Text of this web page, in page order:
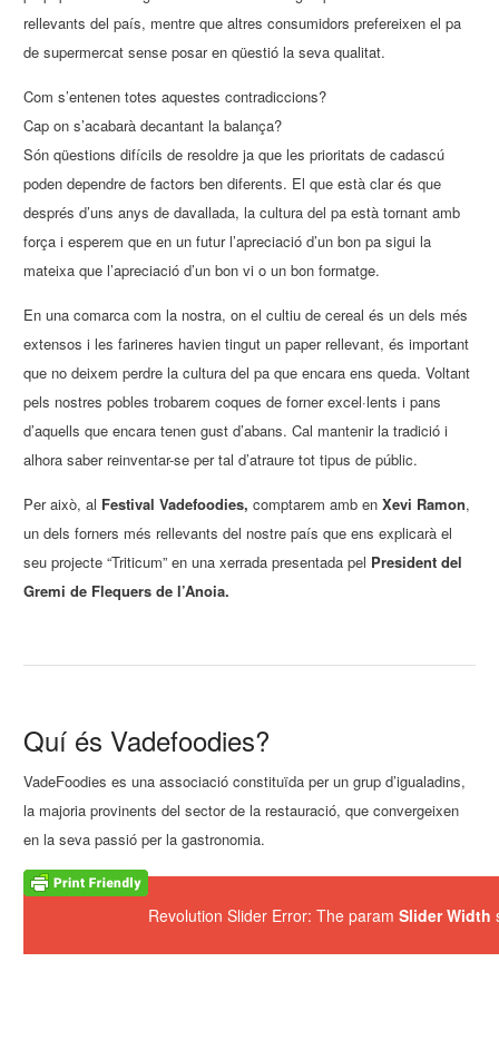
rellevants del país, mentre que altres consumidors prefereixen el pa
de supermercat sense posar en qüestió la seva qualitat.
Com s’entenen totes aquestes contradiccions?
Cap on s’acabarà decantant la balança?
Són qüestions difícils de resoldre ja que les prioritats de cadascú
poden dependre de factors ben diferents. El que està clar és que
després d’uns anys de davallada, la cultura del pa està tornant amb
força i esperem que en un futur l’apreciació d’un bon pa sigui la
mateixa que l’apreciació d’un bon vi o un bon formatge.
En una comarca com la nostra, on el cultiu de cereal és un dels més
extensos i les farineres havien tingut un paper rellevant, és important
que no deixem perdre la cultura del pa que encara ens queda. Voltant
pels nostres pobles trobarem coques de forner excel·lents i pans
d’aquells que encara tenen gust d’abans. Cal mantenir la tradició i
alhora saber reinventar-se per tal d’atraure tot tipus de públic.
Per això, al Festival Vadefoodies, comptarem amb enXevi Ramon,
un dels forners més rellevants del nostre país que ens explicarà el
seu projecte “Triticum” en una xerrada presentada pel President del
Gremi de Flequers de l’Anoia.
Quí és Vadefoodies?
VadeFoodies es una associació constituïda per un grup d’igualadins,
la majoria provinents del sector de la restauració, que convergeixen
en la seva passió per la gastronomia.
Revolution Slider Error: The paramSlider Width